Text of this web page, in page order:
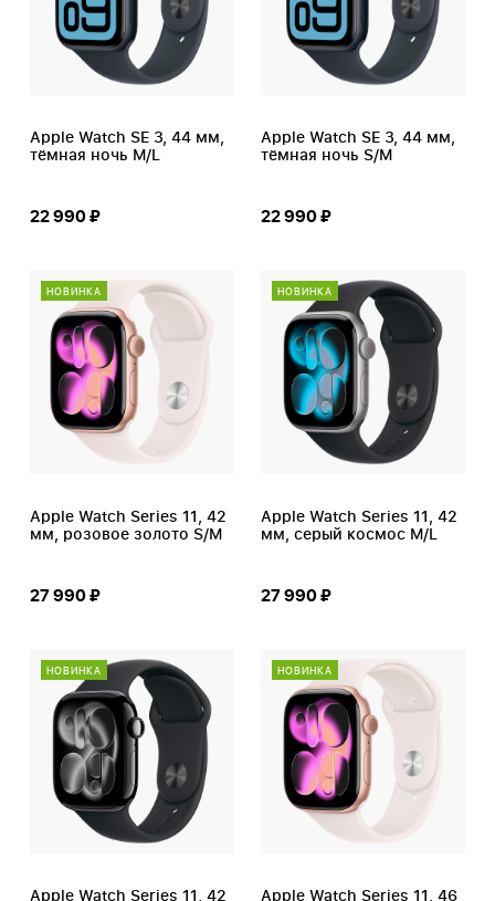
Apple Watch SE 3, 44 мм,
тёмная ночь M/L
22 990 ₽
Apple Watch SE 3, 44 мм,
тёмная ночь S/M
22 990 ₽
НОВИНКА
Apple Watch Series 11, 42
мм, розовое золото S/M
27 990 ₽
НОВИНКА
Apple Watch Series 11, 42
мм, серый космос M/L
27 990 ₽
НОВИНКА
Apple Watch Series 11, 42
НОВИНКА
Apple Watch Series 11, 46